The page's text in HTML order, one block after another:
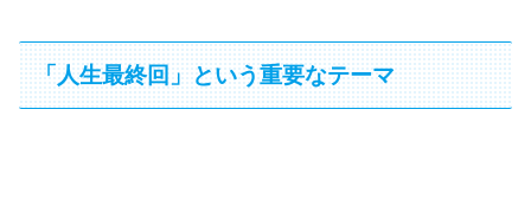
「人生最終回」という重要なテーマ